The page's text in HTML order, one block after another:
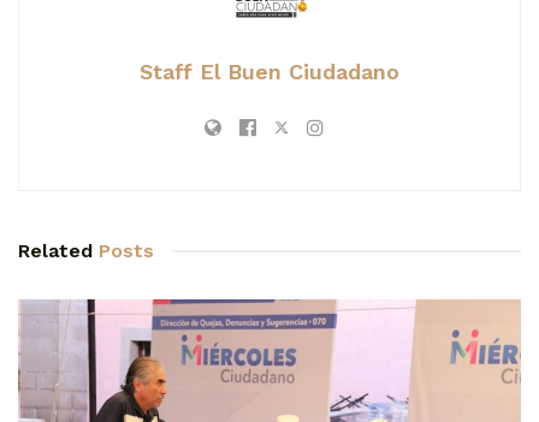
Staff El Buen Ciudadano
Related Posts